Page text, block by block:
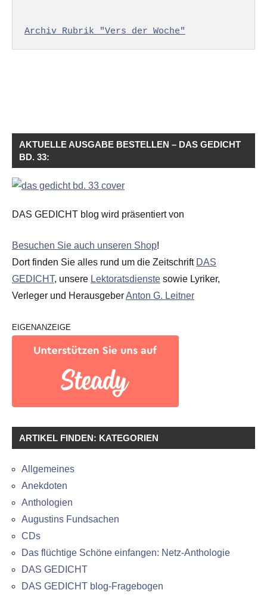
Archiv Rubrik "Vers der Woche"
AKTUELLE AUSGABE BESTELLEN – DAS GEDICHT
BD. 33:
DAS GEDICHT blog wird präsentiert von
Besuchen Sie auch unseren Shop!
Dort finden Sie alles rund um die Zeitschrift DAS
GEDICHT, unsere Lektoratsdienste sowie Lyriker,
Verleger und HerausgeberAnton G. Leitner
EIGENANZEIGE
ARTIKEL FINDEN: KATEGORIEN
Allgemeines
Anekdoten
Anthologien
Augustins Fundsachen
CDs
Das flüchtige Schöne einfangen: Netz-Anthologie
DAS GEDICHT
DAS GEDICHT blog-Fragebogen